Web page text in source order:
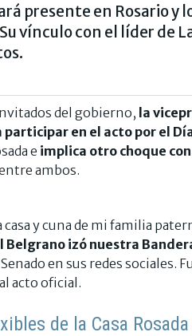
presente en Rosario y
vínculo con el líder de
del gobierno, la
en el acto por el
e implica otro choque
ambos.
casa y cuna de mi familia
izó nuestra
en sus redes sociales.
acto oficial.
de la Casa